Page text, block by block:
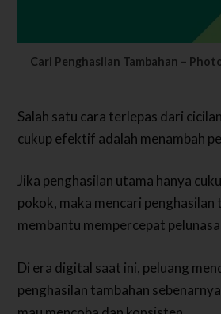
Cari Penghasilan Tambahan –
Salah satu cara terlepas dari
cukup efektif adalah menambah
Jika penghasilan utama hanya
pokok, maka mencari penghasilan
membantu mempercepat
Di era digital saat ini, peluang
penghasilan tambahan